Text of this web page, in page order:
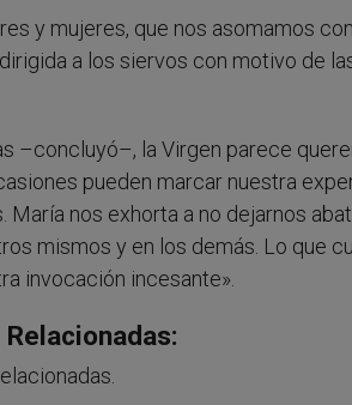
y mujeres, que nos asomamos
a los siervos con motivo de
–concluyó–, la Virgen parece
pueden marcar nuestra
María nos exhorta a no dejarnos
mismos y en los demás. Lo que
invocación incesante».